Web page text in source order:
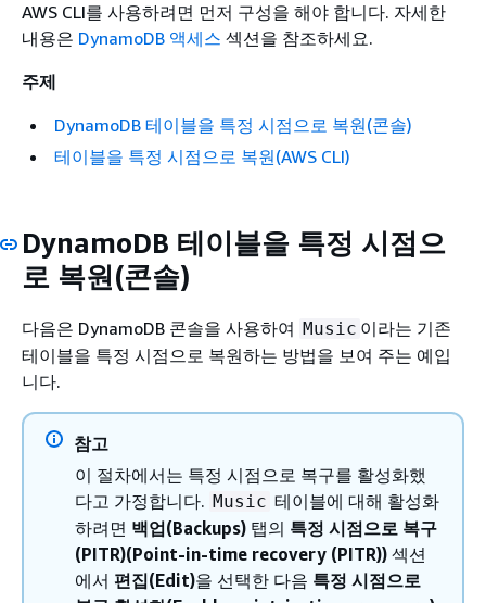
AWS CLI를 사용하려면 먼저 구성을 해야 합니다. 자세한
내용은 DynamoDB 액세스 섹션을 참조하세요.
주제
DynamoDB 테이블을 특정 시점으로 복원(콘솔)
테이블을 특정 시점으로 복원(AWS CLI)
DynamoDB 테이블을 특정 시점으
로 복원(콘솔)
다음은 DynamoDB 콘솔을 사용하여 Music 이라는 기존
테이블을 특정 시점으로 복원하는 방법을 보여 주는 예입
니다.
참고
이 절차에서는 특정 시점으로 복구를 활성화했
다고 가정합니다. Music 테이블에 대해 활성화
하려면 백업(Backups) 탭의 특정 시점으로 복구
(PITR)(Point-in-time recovery (PITR)) 섹션
에서 편집(Edit)을 선택한 다음 특정 시점으로